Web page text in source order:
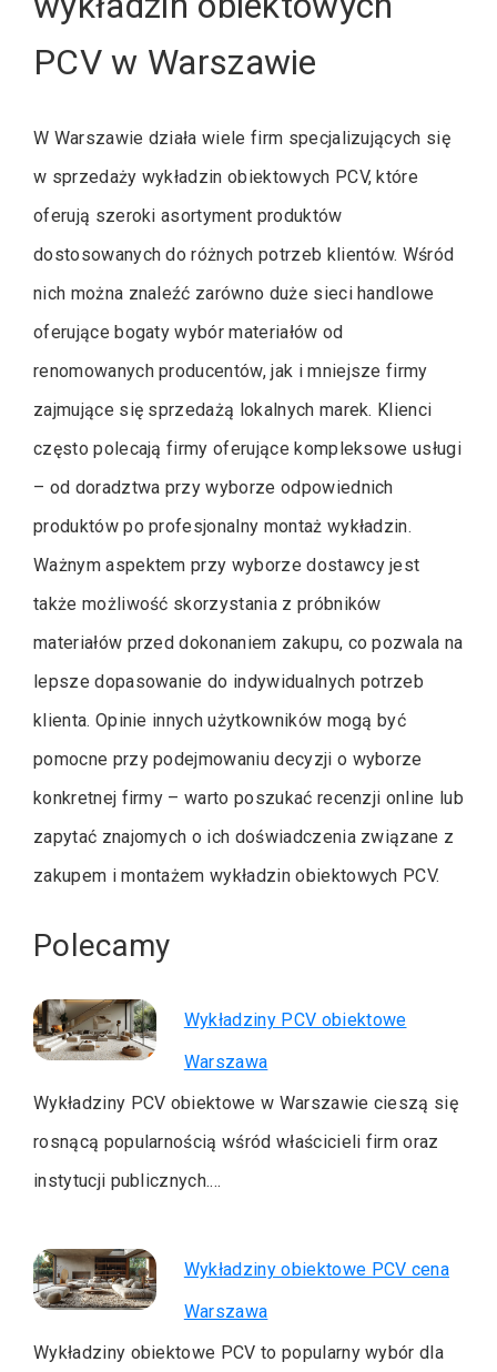
PCV w Warszawie
W Warszawie działa wiele firm specjalizujących się
w sprzedaży wykładzin obiektowych PCV, które
oferują szeroki asortyment produktów
dostosowanych do różnych potrzeb klientów. Wśród
nich można znaleźć zarówno duże sieci handlowe
oferujące bogaty wybór materiałów od
renomowanych producentów, jak i mniejsze firmy
zajmujące się sprzedażą lokalnych marek. Klienci
często polecają firmy oferujące kompleksowe usługi
– od doradztwa przy wyborze odpowiednich
produktów po profesjonalny montaż wykładzin.
Ważnym aspektem przy wyborze dostawcy jest
także możliwość skorzystania z próbników
materiałów przed dokonaniem zakupu, co pozwala na
lepsze dopasowanie do indywidualnych potrzeb
klienta. Opinie innych użytkowników mogą być
pomocne przy podejmowaniu decyzji o wyborze
konkretnej firmy – warto poszukać recenzji online lub
zapytać znajomych o ich doświadczenia związane z
zakupem i montażem wykładzin obiektowych PCV.
Polecamy
Wykładziny PCV obiektowe
Warszawa
Wykładziny PCV obiektowe w Warszawie cieszą się
rosnącą popularnością wśród właścicieli firm oraz
instytucji publicznych.…
Wykładziny obiektowe PCV cena
Warszawa
Wykładziny obiektowe PCV to popularny wybór dla